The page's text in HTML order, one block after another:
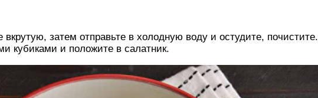
затем отправьте в холодную воду и остудите, почистите.
кубиками и положите в салатник.